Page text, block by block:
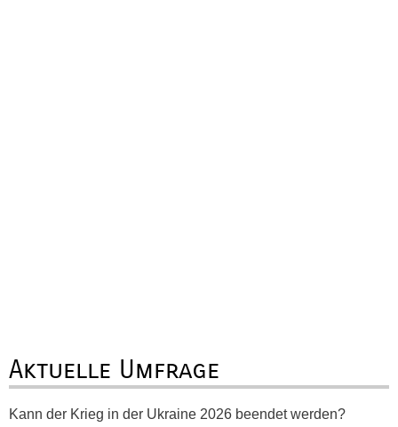
Aktuelle Umfrage
Kann der Krieg in der Ukraine 2026 beendet werden?